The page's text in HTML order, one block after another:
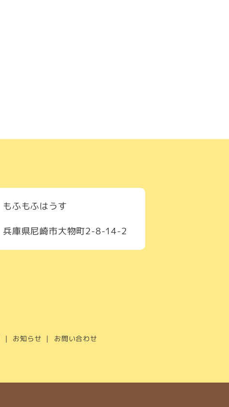
もふもふはうす
兵庫県尼崎市大物町2-8-14-2
お知らせ お問い合わせ